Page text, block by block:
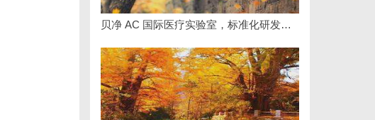
贝净 AC 国际医疗实验室，标准化研发体系全解析